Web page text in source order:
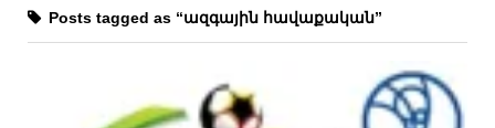
Posts tagged as “ազգային հավաքական”